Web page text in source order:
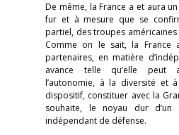
De même, la France a et aura
fur et à mesure que se
partiel, des troupes américaines
Comme on le sait, la France
partenaires, en matière
avance telle qu’elle peut
l’autonomie, à la diversité et
dispositif, constituer avec la
souhaite, le noyau dur d’un
indépendant de défense.